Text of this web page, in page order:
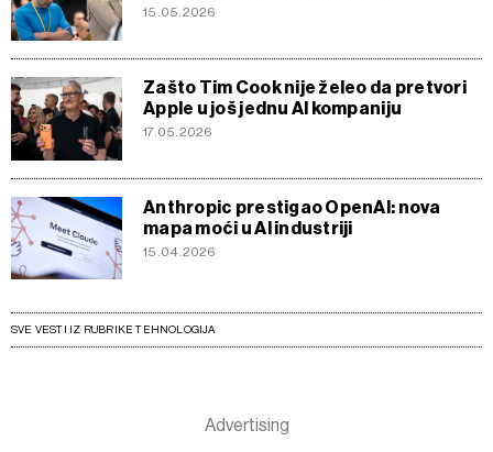
15.05.2026
Zašto Tim Cook nije želeo da pretvori
Apple u još jednu AI kompaniju
17.05.2026
Anthropic prestigao OpenAI: nova
mapa moći u AI industriji
15.04.2026
SVE VESTI IZ RUBRIKE TEHNOLOGIJA